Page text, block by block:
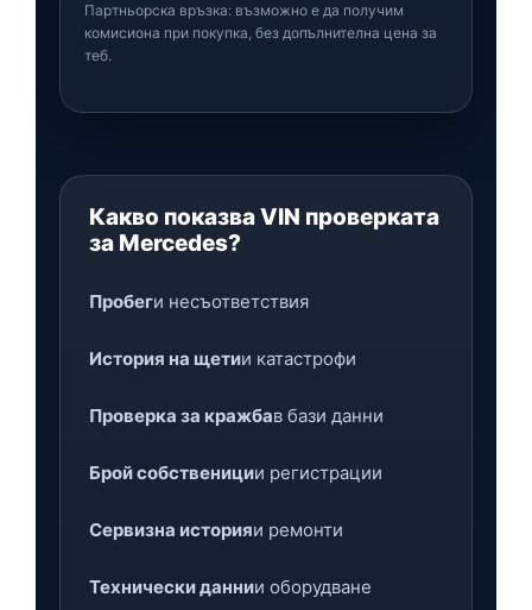
Партньорска връзка: възможно е да получим
комисиона при покупка, без допълнителна цена за
теб.
Какво показва VIN проверката
за Mercedes?
Пробеги несъответствия
История на щетии катастрофи
Проверка за кражбав бази данни
Брой собствениции регистрации
Сервизна историяи ремонти
Технически даннии оборудване